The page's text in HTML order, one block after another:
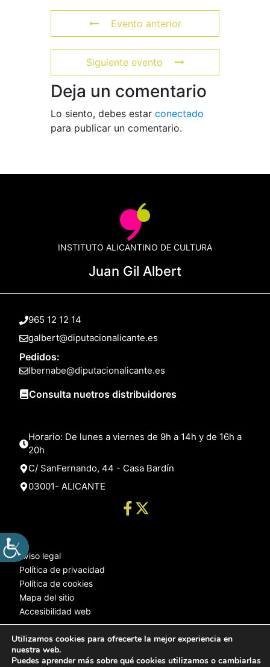
Evento anterior
Siguiente evento
Deja un comentario
Lo siento, debes estar conectado
para publicar un comentario.
INSTITUTO ALICANTINO DE CULTURA
Juan Gil Albert
965 12 12 14
galbert@diputacionalicante.es
Pedidos:
lbernabe@diputacionalicante.es
Consulta nuetros distribuidores
Horario: De lunes a viernes de 9h a 14h y de 16h a
20h
C/ SanFernando, 44 - Casa Bardín
03001- ALICANTE
Aviso legal
Política de privacidad
Política de cookies
Mapa del sitio
Accesibilidad web
© 2025 Web desarrollada por el Servicio de Informática de Diputación
Utilizamos cookies para ofrecerte la mejor experiencia en
nuestra web.
Puedes aprender más sobre qué cookies utilizamos o cambiarlas